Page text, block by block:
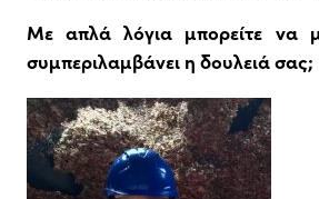
Με απλά λόγια μπορείτε να
συμπεριλαμβάνει η δουλειά σας;